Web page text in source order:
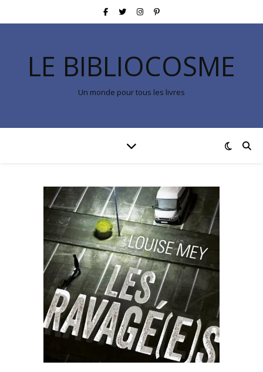
LE BIBLIOCOSME
Un monde pour tous les livres